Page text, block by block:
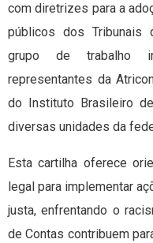
com diretrizes para a
públicos dos Tribunais
grupo de trabalho
representantes da
do Instituto Brasileiro
diversas unidades da
Esta cartilha oferece
legal para implementar
justa, enfrentando o
de Contas contribuem